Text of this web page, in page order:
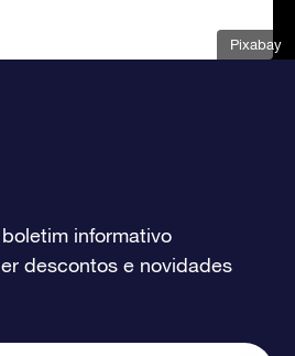
Pixabay
informativo
descontos e novidades